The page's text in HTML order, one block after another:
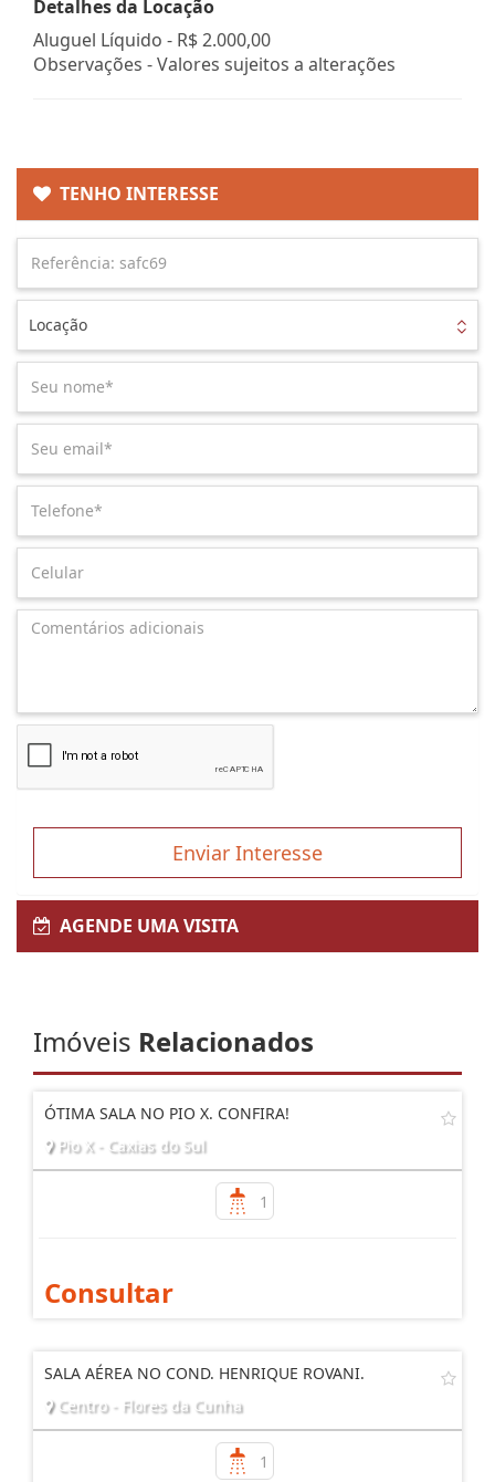
Detalhes da Locação
Aluguel Líquido - R$ 2.000,00
Observações - Valores sujeitos a alterações
TENHO INTERESSE
Locação
Enviar Interesse
AGENDE UMA VISITA
Imóveis Relacionados
ÓTIMA SALA NO PIO X. CONFIRA!
Pio X - Caxias do Sul
1
Consultar
SALA AÉREA NO COND. HENRIQUE ROVANI.
Centro - Flores da Cunha
1